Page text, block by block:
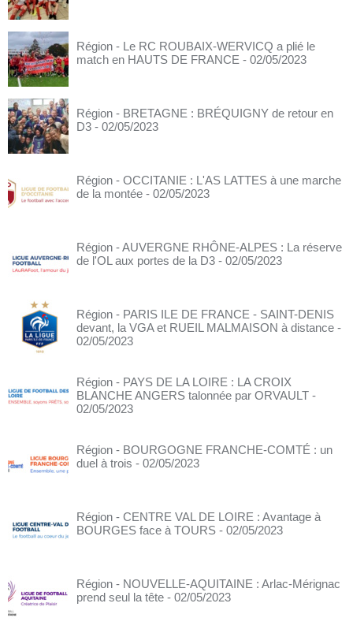
Région - Le RC ROUBAIX-WERVICQ a plié le
match en HAUTS DE FRANCE - 02/05/2023
Région - BRETAGNE : BRÉQUIGNY de retour en
D3 - 02/05/2023
Région - OCCITANIE : L'AS LATTES à une marche
de la montée - 02/05/2023
Région - AUVERGNE RHÔNE-ALPES : La réserve
de l'OL aux portes de la D3 - 02/05/2023
Région - PARIS ILE DE FRANCE - SAINT-DENIS
devant, la VGA et RUEIL MALMAISON à distance -
02/05/2023
Région - PAYS DE LA LOIRE : LA CROIX
BLANCHE ANGERS talonnée par ORVAULT -
02/05/2023
Région - BOURGOGNE FRANCHE-COMTÉ : un
duel à trois - 02/05/2023
Région - CENTRE VAL DE LOIRE : Avantage à
BOURGES face à TOURS - 02/05/2023
Région - NOUVELLE-AQUITAINE : Arlac-Mérignac
prend seul la tête - 02/05/2023